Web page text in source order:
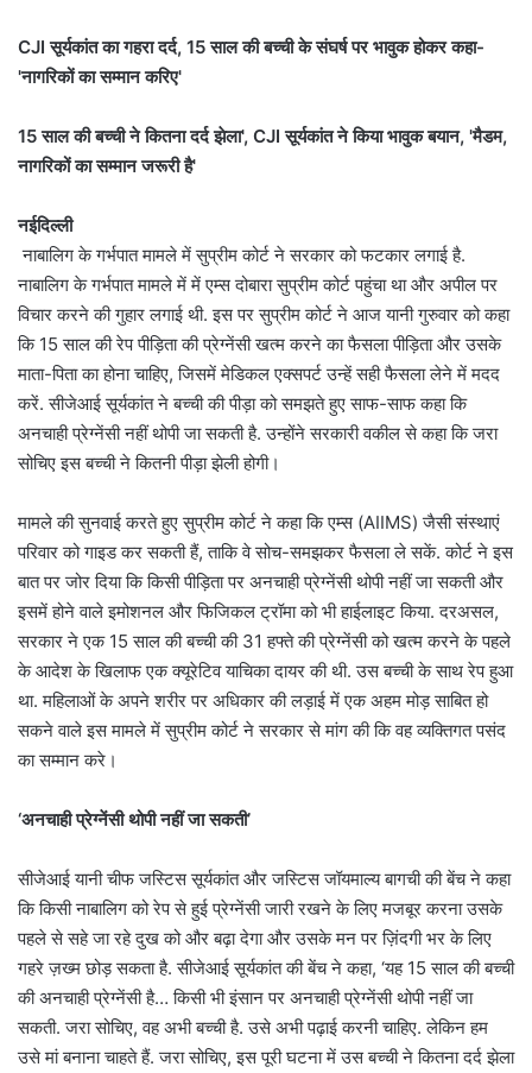
CJI सूर्यकांत का गहरा दर्द, 15 साल की बच्ची के संघर्ष पर भावुक होकर कहा-
'नागरिकों का सम्मान करिए'
15 साल की बच्ची ने कितना दर्द झेला', CJI सूर्यकांत ने किया भावुक बयान, 'मैडम,
नागरिकों का सम्मान जरूरी है'
नईदिल्ली
नाबालिग के गर्भपात मामले में सुप्रीम कोर्ट ने सरकार को फटकार लगाई है.
नाबालिग के गर्भपात मामले में में एम्स दोबारा सुप्रीम कोर्ट पहुंचा था और अपील पर
विचार करने की गुहार लगाई थी. इस पर सुप्रीम कोर्ट ने आज यानी गुरुवार को कहा
कि 15 साल की रेप पीड़िता की प्रेग्नेंसी खत्म करने का फैसला पीड़िता और उसके
माता-पिता का होना चाहिए, जिसमें मेडिकल एक्सपर्ट उन्हें सही फैसला लेने में मदद
करें. सीजेआई सूर्यकांत ने बच्ची की पीड़ा को समझते हुए साफ-साफ कहा कि
अनचाही प्रेग्नेंसी नहीं थोपी जा सकती है. उन्होंने सरकारी वकील से कहा कि जरा
सोचिए इस बच्ची ने कितनी पीड़ा झेली होगी।
मामले की सुनवाई करते हुए सुप्रीम कोर्ट ने कहा कि एम्स (AIIMS) जैसी संस्थाएं
परिवार को गाइड कर सकती हैं, ताकि वे सोच-समझकर फैसला ले सकें. कोर्ट ने इस
बात पर जोर दिया कि किसी पीड़िता पर अनचाही प्रेग्नेंसी थोपी नहीं जा सकती और
इसमें होने वाले इमोशनल और फिजिकल ट्रॉमा को भी हाईलाइट किया. दरअसल,
सरकार ने एक 15 साल की बच्ची की 31 हफ्ते की प्रेग्नेंसी को खत्म करने के पहले
के आदेश के खिलाफ एक क्यूरेटिव याचिका दायर की थी. उस बच्ची के साथ रेप हुआ
था. महिलाओं के अपने शरीर पर अधिकार की लड़ाई में एक अहम मोड़ साबित हो
सकने वाले इस मामले में सुप्रीम कोर्ट ने सरकार से मांग की कि वह व्यक्तिगत पसंद
का सम्मान करे।
‘अनचाही प्रेग्नेंसी थोपी नहीं जा सकती’
सीजेआई यानी चीफ जस्टिस सूर्यकांत और जस्टिस जॉयमाल्य बागची की बेंच ने कहा
कि किसी नाबालिग को रेप से हुई प्रेग्नेंसी जारी रखने के लिए मजबूर करना उसके
पहले से सहे जा रहे दुख को और बढ़ा देगा और उसके मन पर ज़िंदगी भर के लिए
गहरे ज़ख्म छोड़ सकता है. सीजेआई सूर्यकांत की बेंच ने कहा, ‘यह 15 साल की बच्ची
की अनचाही प्रेग्नेंसी है… किसी भी इंसान पर अनचाही प्रेग्नेंसी थोपी नहीं जा
सकती. जरा सोचिए, वह अभी बच्ची है. उसे अभी पढ़ाई करनी चाहिए. लेकिन हम
उसे मां बनाना चाहते हैं. जरा सोचिए, इस पूरी घटना में उस बच्ची ने कितना दर्द झेला